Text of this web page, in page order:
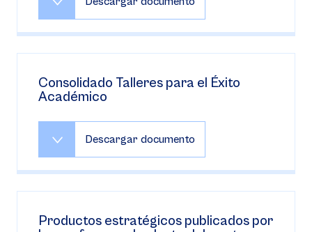
Consolidado Talleres para el Éxito
Académico
Descargar documento
Productos estratégicos publicados por